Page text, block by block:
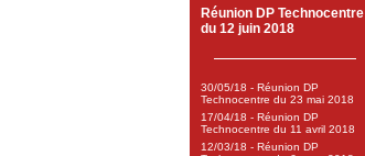
Réunion DP Technocentre
du 12 juin 2018
30/05/18 - Réunion DP
Technocentre du 23 mai 2018
17/04/18 - Réunion DP
Technocentre du 11 avril 2018
12/03/18 - Réunion DP